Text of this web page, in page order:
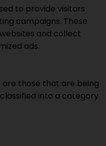
to provide visitors
campaigns. These
and collect
ads.
those that are being
into a category